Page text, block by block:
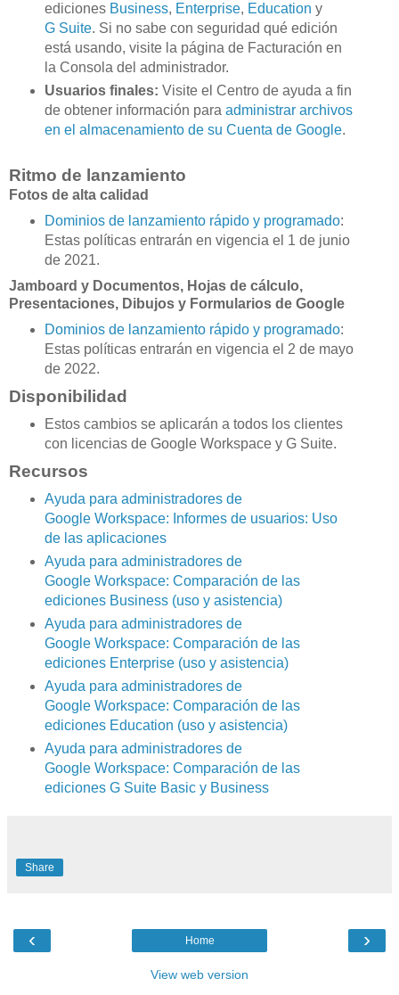
ediciones Business, Enterprise, Education y
G Suite. Si no sabe con seguridad qué edición
está usando, visite la página de Facturación en
la Consola del administrador.
Usuarios finales: Visite el Centro de ayuda a fin
de obtener información para administrar archivos
en el almacenamiento de su Cuenta de Google.
Ritmo de lanzamiento
Fotos de alta calidad
Dominios de lanzamiento rápido y programado:
Estas políticas entrarán en vigencia el 1 de junio
de 2021.
Jamboard y Documentos, Hojas de cálculo,
Presentaciones, Dibujos y Formularios de Google
Dominios de lanzamiento rápido y programado:
Estas políticas entrarán en vigencia el 2 de mayo
de 2022.
Disponibilidad
Estos cambios se aplicarán a todos los clientes
con licencias de Google Workspace y G Suite.
Recursos
Ayuda para administradores de
Google Workspace: Informes de usuarios: Uso
de las aplicaciones
Ayuda para administradores de
Google Workspace: Comparación de las
ediciones Business (uso y asistencia)
Ayuda para administradores de
Google Workspace: Comparación de las
ediciones Enterprise (uso y asistencia)
Ayuda para administradores de
Google Workspace: Comparación de las
ediciones Education (uso y asistencia)
Ayuda para administradores de
Google Workspace: Comparación de las
ediciones G Suite Basic y Business
Share
‹ ›
Home
View web version